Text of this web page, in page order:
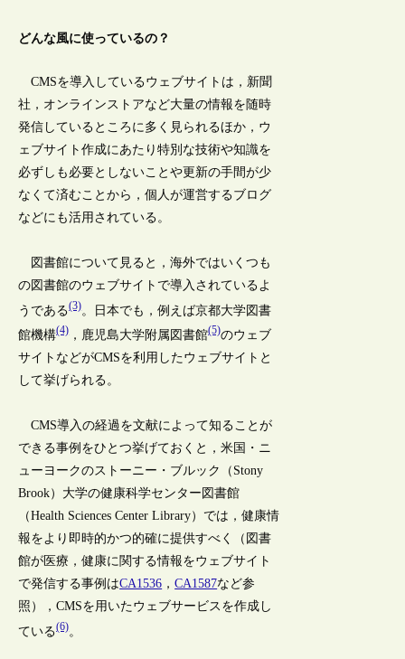
どんな風に使っているの？
CMSを導入しているウェブサイトは，新聞
社，オンラインストアなど大量の情報を随時
発信しているところに多く見られるほか，ウ
ェブサイト作成にあたり特別な技術や知識を
必ずしも必要としないことや更新の手間が少
なくて済むことから，個人が運営するブログ
などにも活用されている。
図書館について見ると，海外ではいくつも
の図書館のウェブサイトで導入されているよ
うである(3)。日本でも，例えば京都大学図書
館機構(4)，鹿児島大学附属図書館(5)のウェブ
サイトなどがCMSを利用したウェブサイトと
して挙げられる。
CMS導入の経過を文献によって知ることが
できる事例をひとつ挙げておくと，米国・ニ
ューヨークのストーニー・ブルック（Stony
Brook）大学の健康科学センター図書館
（Health Sciences Center Library）では，健康情
報をより即時的かつ的確に提供すべく（図書
館が医療，健康に関する情報をウェブサイト
で発信する事例はCA1536 ，CA1587など参
照），CMSを用いたウェブサービスを作成し
ている(6)。